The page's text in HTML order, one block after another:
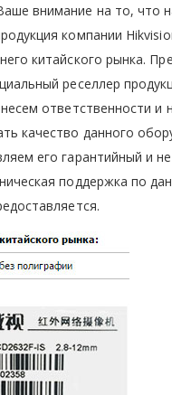
внимание на то, что
компании
китайского рынка.
реселлер
ответственности и
качество данного
его гарантийный и
поддержка по